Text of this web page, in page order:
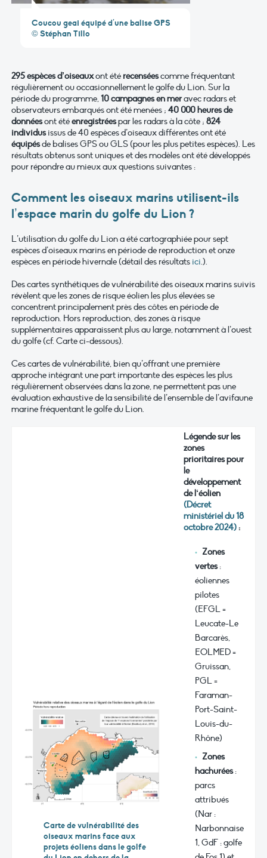
Coucou geai équipé d’une balise GPS
© Stéphan Tillo
295 espèces d’oiseauxont été recenséescomme fréquentant
régulièrement ou occasionnellement le golfe du Lion. Sur la
période du programme,10 campagnes en meravec radars et
observateurs embarqués ont été menées ; 40 000 heures de
donnéesont étéenregistréespar les radars à la côte ; 824
individusissus de 40 espèces d’oiseaux différentes ont été
équipésde balises GPS ou GLS (pour les plus petites espèces). Les
résultats obtenus sont uniques et des modèles ont été développés
pour répondre au mieux aux questions suivantes :
Comment les oiseaux marins utilisent-ils
l’espace marin du golfe du Lion ?
L’utilisation du golfe du Lion a été cartographiée pour sept
espèces d’oiseaux marins en période de reproduction et onze
espèces en période hivernale (détail des résultats ici.).
Des cartes synthétiques de vulnérabilité des oiseaux marins suivis
révèlent que les zones de risque éolien les plus élevées se
concentrent principalement près des côtes en période de
reproduction. Hors reproduction, des zones à risque
supplémentaires apparaissent plus au large, notamment à l’ouest
du golfe (cf. Carte ci-dessous).
Ces cartes de vulnérabilité, bien qu’offrant une première
approche intégrant une part importante des espèces les plus
régulièrement observées dans la zone, ne permettent pas une
évaluation exhaustive de la sensibilité de l’ensemble de l’avifaune
marine fréquentant le golfe du Lion.
Carte de vulnérabilité des
oiseaux marins face aux
projets éoliens dans le golfe
Légende sur les
zones
prioritaires pour
le
développement
de l‘éolien
(Décret
ministériel du 18
octobre 2024):
Zones
vertes:
éoliennes
pilotes
(EFGL =
Leucate-Le
Barcarès,
EOLMED =
Gruissan,
PGL =
Faraman-
Port-Saint-
Louis-du-
Rhône)
Zones
hachurées:
parcs
attribués
(Nar :
Narbonnaise
1, GdF : golfe